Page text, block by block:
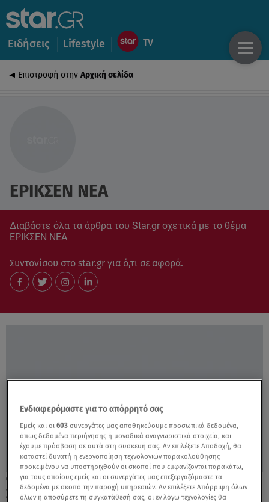
Ειδήσεις Lifestyle
Επιστροφή στην Αρχική σελίδα
ΕΡΙΚΣΕΝ ΝΕΑ
Διαβάστε όλα τα άρθρα του Star.gr σχετικά με το θέμα
ΕΡΙΚΣΕΝ ΝΕΑ
Συντονίσου στο star.gr για ό,τι σε αφορά.
10.08.21, 09:56
Ξεκινά και πάλι τις προπονήσεις ο Έρικσεν
Ενδιαφερόμαστε για το απόρρητό σας
Εμείς και οι603 συνεργάτες μας αποθηκεύουμε προσωπικά δεδομένα,
όπως δεδομένα περιήγησης ή μοναδικά αναγνωριστικά στοιχεία, και
έχουμε πρόσβαση σε αυτά στη συσκευή σας. Αν επιλέξετε Αποδοχή, θα
καταστεί δυνατή η ενεργοποίηση τεχνολογιών παρακολούθησης
προκειμένου να υποστηριχθούν οι σκοποί που εμφανίζονται παρακάτω,
για τους οποίους εμείς και οι συνεργάτες μας επεξεργαζόμαστε τα
δεδομένα με σκοπό την παροχή υπηρεσιών. Αν επιλέξετε Απόρριψη όλων
όλων ή αποσύρετε τη συγκατάθεσή σας, οι εν λόγω τεχνολογίες θα